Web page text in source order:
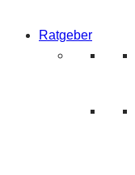
Ratgeber